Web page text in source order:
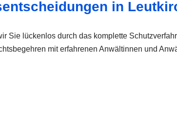
in
Sie lückenlos durch das komplette
mit erfahrenen Anwältinnen und